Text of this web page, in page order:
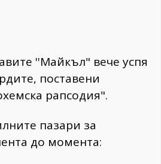
''Майкъл" вече успя
поставени
рапсодия".
пазари за
до момента: